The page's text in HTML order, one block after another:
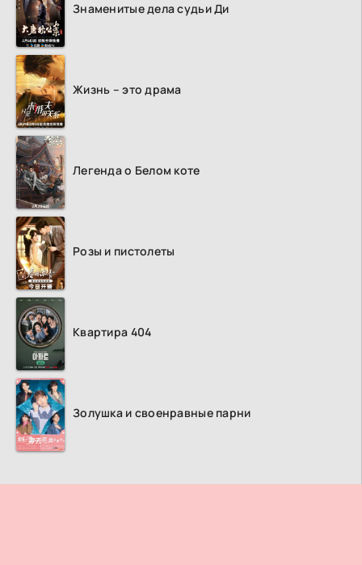
Знаменитые дела судьи Ди
Жизнь – это драма
Легенда о Белом коте
Розы и пистолеты
Квартира 404
Золушка и своенравные парни